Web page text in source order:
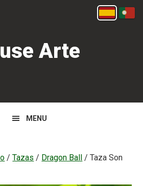
Arte
Español
MENU
/ Tazas / Dragon Ball / Taza Son